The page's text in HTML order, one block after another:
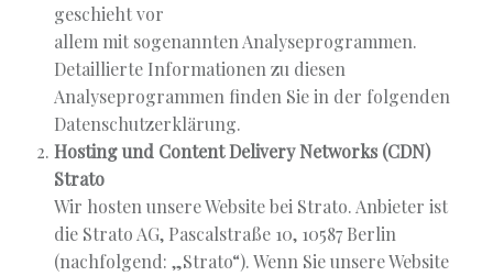
geschieht vor
allem mit sogenannten Analyseprogrammen.
Detaillierte Informationen zu diesen
Analyseprogrammen finden Sie in der folgenden
Datenschutzerklärung.
Hosting und Content Delivery Networks (CDN)
Strato
Wir hosten unsere Website bei Strato. Anbieter ist
die Strato AG, Pascalstraße 10, 10587 Berlin
(nachfolgend: „Strato“). Wenn Sie unsere Website